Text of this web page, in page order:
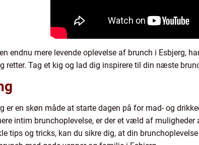
endnu mere levende oplevelse af brunch i Esbjerg,
retter. Tag et kig og lad dig inspirere til din næste
er en skøn måde at starte dagen på for mad- og
intim brunchoplevelse, er der et væld af
tips og tricks, kan du sikre dig, at din